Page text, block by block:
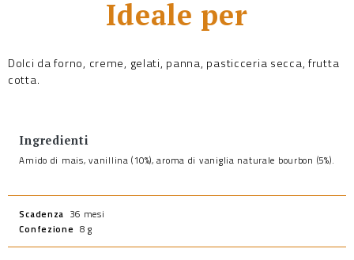
Ideale per
Dolci da forno, creme, gelati, panna, pasticceria secca, frutta
cotta.
Ingredienti
Amido di mais, vanillina (10%), aroma di vaniglia naturale bourbon (5%).
Scadenza 36 mesi
Confezione 8 g